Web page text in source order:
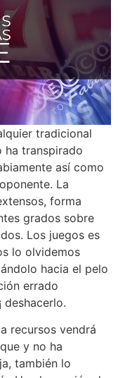
tradicional
ha transpirado
así­ como
La
forma
grados sobre
Los juegos es
lo olvidemos
hacia el pelo
errado
deshacerlo.
recursos vendrá
y no ha
también lo